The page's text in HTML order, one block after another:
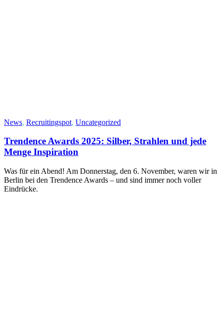
News, Recruitingspot, Uncategorized
Trendence Awards 2025: Silber, Strahlen und jede
Menge Inspiration
Was für ein Abend! Am Donnerstag, den 6. November, waren wir in
Berlin bei den Trendence Awards – und sind immer noch voller
Eindrücke.